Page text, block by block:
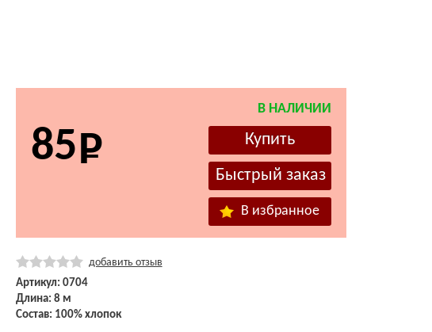
В НАЛИЧИИ
85
В избранное
добавить отзыв
Артикул: 0704
Длина: 8 м
Состав: 100% хлопок